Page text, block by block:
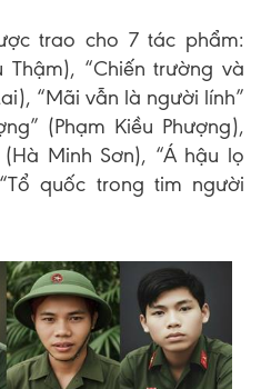
trao cho 7 tác phẩm:
Thậm), “Chiến trường và
“Mãi vẫn là người lính”
(Phạm Kiều Phượng),
Minh Sơn), “Á hậu lọ
quốc trong tim người